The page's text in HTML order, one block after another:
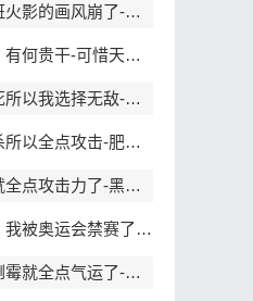
的画风崩了-佛系小道.txt
何贵干-可惜天下.txt
选择无敌-疯狂的飞刀.txt
全点攻击-肥龙果酱.txt
攻击力了-黑猫假面.txt
奥运会禁赛了-八色猫.txt
全点气运了-亿点玄机.txt